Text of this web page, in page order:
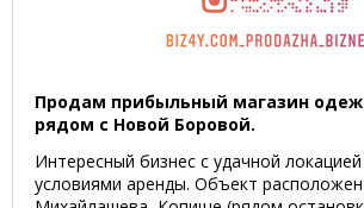
Продам прибыльный магазин
рядом с Новой Боровой.
Интересный бизнес с удачной
условиями аренды. Объект